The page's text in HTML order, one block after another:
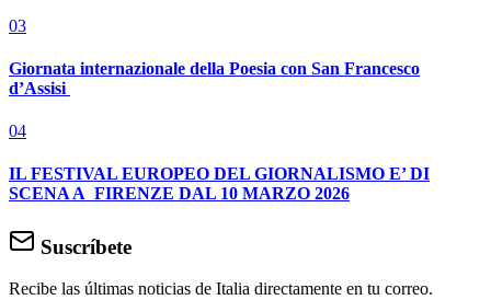
03
Giornata internazionale della Poesia con San Francesco
d’Assisi
04
IL FESTIVAL EUROPEO DEL GIORNALISMO E’ DI
SCENA A FIRENZE DAL 10 MARZO 2026
Suscríbete
Recibe las últimas noticias de Italia directamente en tu correo.